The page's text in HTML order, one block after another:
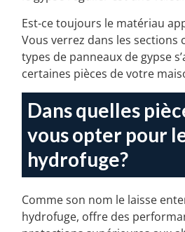
Est-ce toujours le matériau
Vous verrez dans les sections
types de panneaux de gypse
Dans quelles
vous opter pour
hydrofuge?
Comme son nom le laisse